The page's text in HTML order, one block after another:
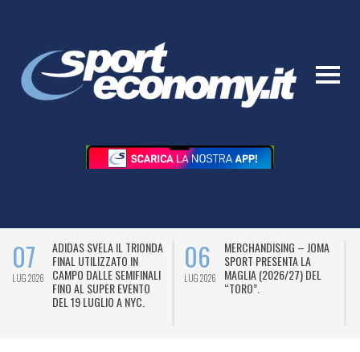
07
LUG 2026
ADIDAS SVELA IL TRIONDA
FINAL UTILIZZATO IN
CAMPO DALLE SEMIFINALI
FINO AL SUPER EVENTO
DEL 19 LUGLIO A NYC.
06
LUG 2026
MERCHANDISING – JOMA
SPORT PRESENTA LA
MAGLIA (2026/27) DEL
“TORO”.